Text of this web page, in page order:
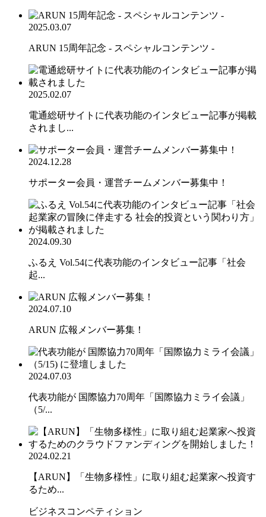
2025.03.07
ARUN 15周年記念 - スペシャルコンテンツ -
2025.02.07
電通総研サイトに代表功能のインタビュー記事が掲載
されまし...
2024.12.28
サポーター会員・運営チームメンバー募集中！
2024.09.30
ふるえ Vol.54に代表功能のインタビュー記事「社会
起...
2024.07.10
ARUN 広報メンバー募集！
2024.07.03
代表功能が 国際協力70周年「国際協力ミライ会議」
（5/...
2024.02.21
【ARUN】「生物多様性」に取り組む起業家へ投資す
るため...
ビジネスコンペティション